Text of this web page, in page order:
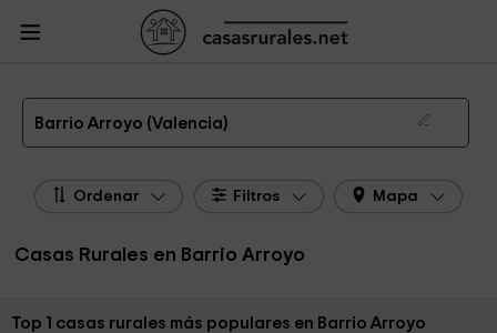
Casas Rurales
Casas Rurales Valencia
Casas Rurales Barrio Arroyo
Las 1 mejores casas rurales en Barrio Arroyo de 2026
Barrio Arroyo (Valencia)
Ordenar Filtros Mapa
Casas Rurales en Barrio Arroyo
Ordenar por:
Top 1 casas rurales más populares en Barrio Arroyo